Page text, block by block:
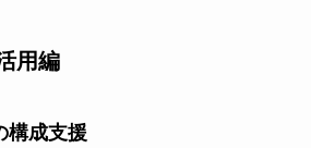
用編
構成支援